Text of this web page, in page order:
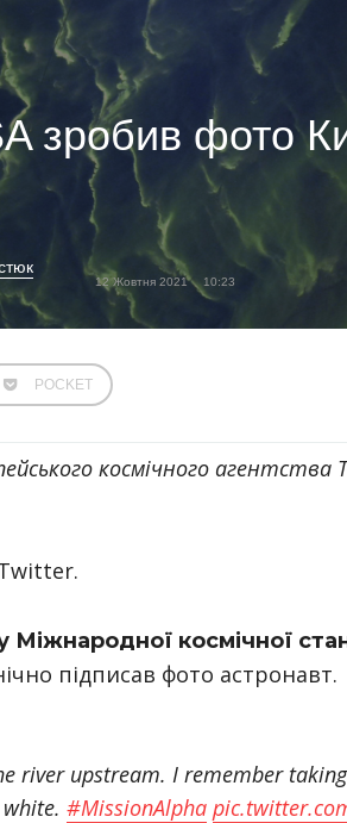
зробив фото
12 Жовтня 2021 10:23
POCKET
космічного агентства
Міжнародної космічної
підписав фото астронавт.
river upstream. I remember
#MissionAlpha